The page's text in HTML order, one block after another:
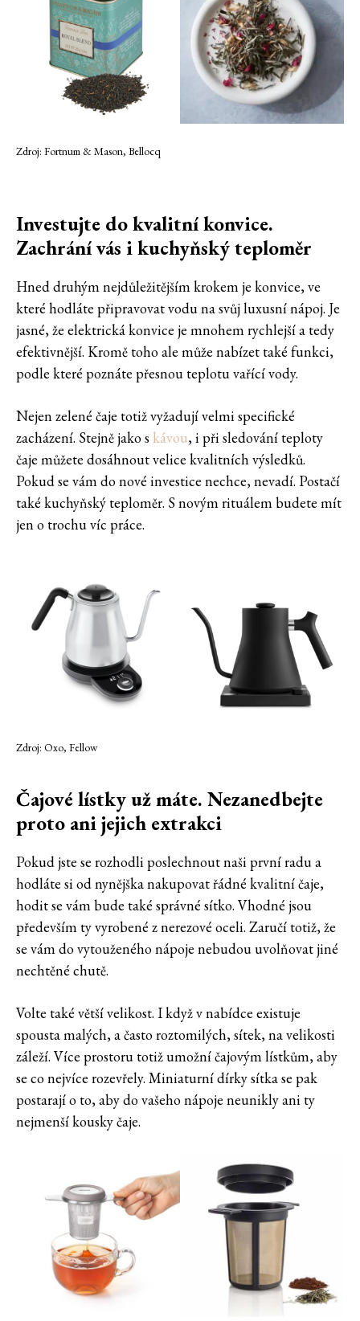
Zdroj: Fortnum & Mason, Bellocq
Investujte do kvalitní konvice.
Zachrání vás i kuchyňský teploměr
Hned druhým nejdůležitějším krokem je konvice, ve
které hodláte připravovat vodu na svůj luxusní nápoj. Je
jasné, že elektrická konvice je mnohem rychlejší a tedy
efektivnější. Kromě toho ale může nabízet také funkci,
podle které poznáte přesnou teplotu vařící vody.
Nejen zelené čaje totiž vyžadují velmi specifické
zacházení. Stejně jako s kávou, i při sledování teploty
čaje můžete dosáhnout velice kvalitních výsledků.
Pokud se vám do nové investice nechce, nevadí. Postačí
také kuchyňský teploměr. S novým rituálem budete mít
jen o trochu víc práce.
Zdroj: Oxo, Fellow
Čajové lístky už máte. Nezanedbejte
proto ani jejich extrakci
Pokud jste se rozhodli poslechnout naši první radu a
hodláte si od nynějška nakupovat řádné kvalitní čaje,
hodit se vám bude také správné sítko. Vhodné jsou
především ty vyrobené z nerezové oceli. Zaručí totiž, že
se vám do vytouženého nápoje nebudou uvolňovat jiné
nechtěné chutě.
Volte také větší velikost. I když v nabídce existuje
spousta malých, a často roztomilých, sítek, na velikosti
záleží. Více prostoru totiž umožní čajovým lístkům, aby
se co nejvíce rozevřely. Miniaturní dírky sítka se pak
postarají o to, aby do vašeho nápoje neunikly ani ty
nejmenší kousky čaje.